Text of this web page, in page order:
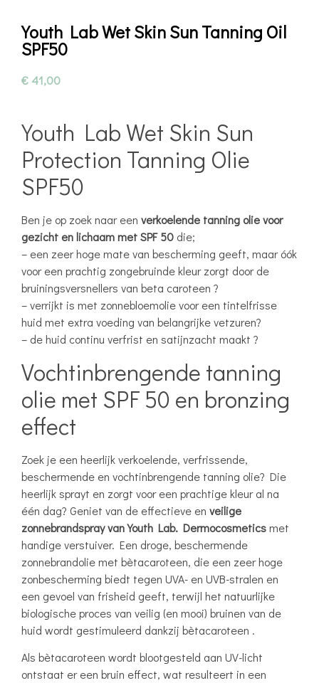
Youth Lab Wet Skin Sun Tanning Oil
SPF50
€ 41,00
Youth Lab Wet Skin Sun
Protection Tanning Olie
SPF50
Ben je op zoek naar een verkoelende tanning olie voor
gezicht en lichaam met SPF 50 die;
– een zeer hoge mate van bescherming geeft, maar óók
voor een prachtig zongebruinde kleur zorgt door de
bruiningsversnellers van beta caroteen ?
– verrijkt is met zonnebloemolie voor een tintelfrisse
huid met extra voeding van belangrijke vetzuren?
– de huid continu verfrist en satijnzacht maakt ?
Vochtinbrengende tanning
olie met SPF 50 en bronzing
effect
Zoek je een heerlijk verkoelende, verfrissende,
beschermende en vochtinbrengende tanning olie? Die
heerlijk sprayt en zorgt voor een prachtige kleur al na
één dag? Geniet van de effectieve en veilige
zonnebrandspray van Youth Lab. Dermocosmeticsmet
handige verstuiver. Een droge, beschermende
zonnebrandolie met bètacaroteen, die een zeer hoge
zonbescherming biedt tegen UVA- en UVB-stralen en
een gevoel van frisheid geeft, terwijl het natuurlijke
biologische proces van veilig (en mooi) bruinen van de
huid wordt gestimuleerd dankzij bètacaroteen .
Als bètacaroteen wordt blootgesteld aan UV-licht
ontstaat er een bruin effect, wat resulteert in een